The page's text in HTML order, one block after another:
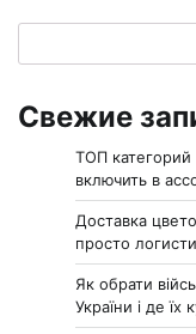
Свежие
ТОП категорий
включить в
Доставка
просто
Як обрати
України і де їх